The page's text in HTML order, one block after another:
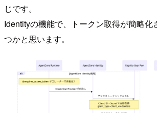
じです。
Identityの機能で、トークン取得が簡略化
つかと思います。